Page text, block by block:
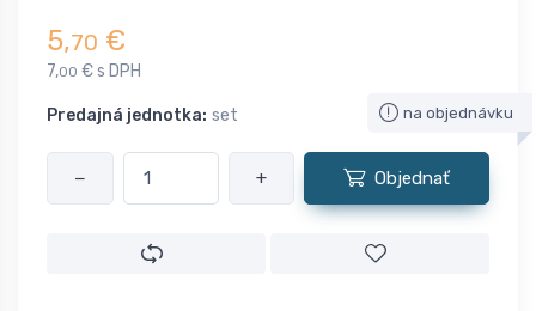
5,70 €
7,00 € s DPH
Predajná jednotka: set na objednávku
− + Objednať